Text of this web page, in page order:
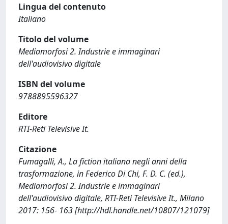
Lingua del contenuto
Italiano
Titolo del volume
Mediamorfosi 2. Industrie e immaginari
dell'audiovisivo digitale
ISBN del volume
9788895596327
Editore
RTI-Reti Televisive It.
Citazione
Fumagalli, A., La fiction italiana negli anni della
trasformazione, in Federico Di Chi, F. D. C. (ed.),
Mediamorfosi 2. Industrie e immaginari
dell'audiovisivo digitale, RTI-Reti Televisive It., Milano
2017: 156- 163 [http://hdl.handle.net/10807/121079]